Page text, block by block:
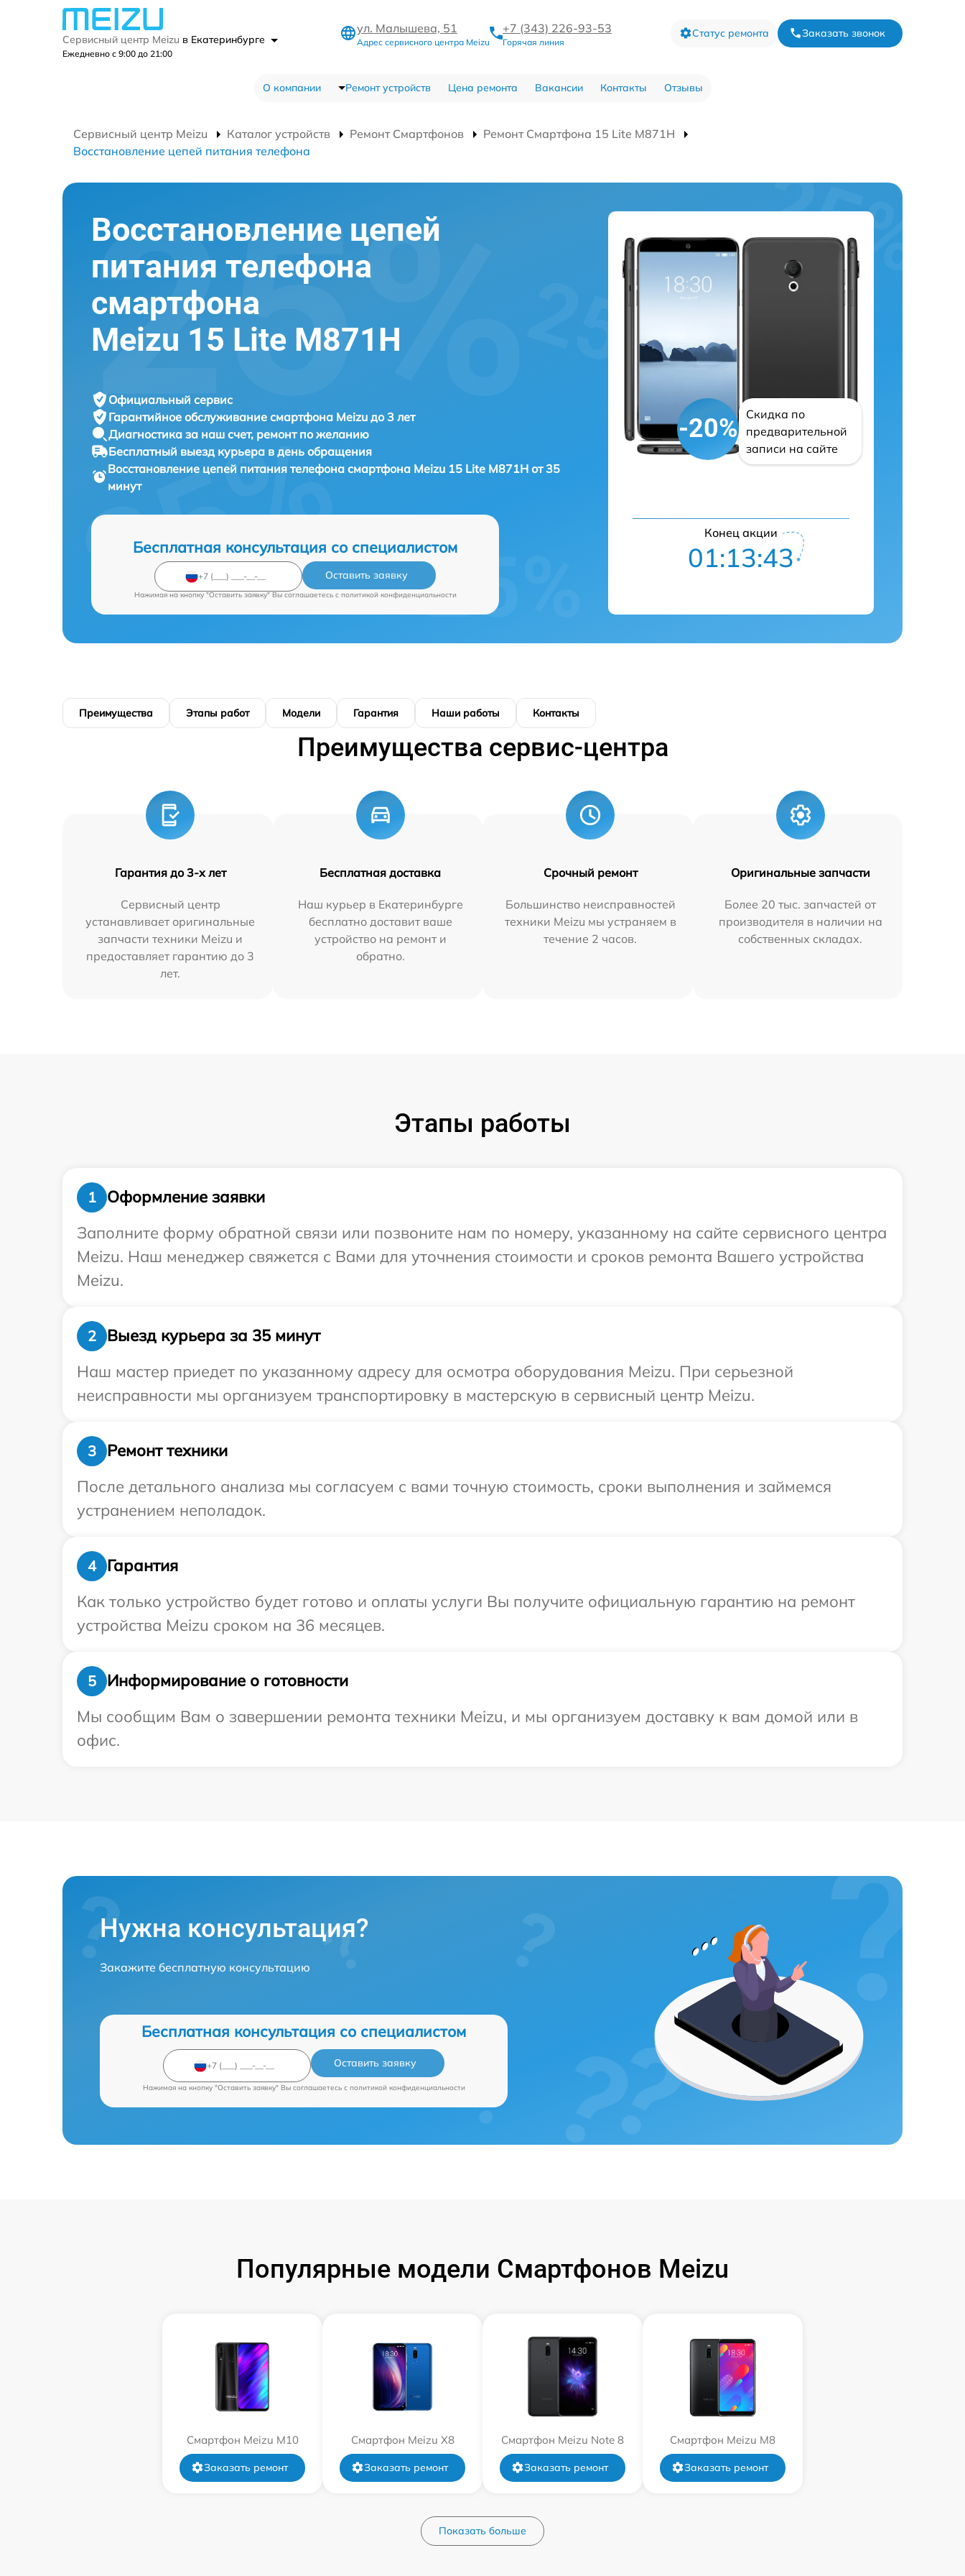
Сервисный центр Meizu в Екатеринбурге
Ежедневно с 9:00 до 21:00
ул. Малышева, 51
Адрес сервисного центра Meizu
+7 (343) 226-93-53
Горячая линия
Статус ремонта Заказать звонок
О компании Ремонт устройств Цена ремонта Вакансии Контакты Отзывы
Сервисный центр Meizu Каталог устройств Ремонт Смартфонов
Ремонт Смартфона 15 Lite M871H
Восстановление цепей питания телефона
Восстановление цепей
питания телефона
смартфона
Meizu 15 Lite M871H
Официальный сервис
Гарантийное обслуживание смартфона Meizu до 3 лет
Диагностика за наш счет, ремонт по желанию
Бесплатный выезд курьера в день обращения
Восстановление цепей питания телефона смартфона Meizu 15 Lite M871H от 35
минут
Бесплатная консультация со специалистом
Оставить заявку
Нажимая на кнопку "Оставить заявку" Вы соглашаетесь c политикой конфиденциальности
-20%
Скидка по
предварительной
записи на сайте
Конец акции
01:13:42
Преимущества Этапы работ Модели Гарантия Наши работы Контакты
Преимущества сервис-центра
Гарантия до 3-х лет
Сервисный центр
устанавливает оригинальные
запчасти техники Meizu и
предоставляет гарантию до 3
лет.
Бесплатная доставка
Наш курьер в Екатеринбурге
бесплатно доставит ваше
устройство на ремонт и
обратно.
Срочный ремонт
Большинство неисправностей
техники Meizu мы устраняем в
течение 2 часов.
Оригинальные запчасти
Более 20 тыс. запчастей от
производителя в наличии на
собственных складах.
Этапы работы
1
Оформление заявки
Заполните форму обратной связи или позвоните нам по номеру, указанному на сайте сервисного центра
Meizu. Наш менеджер свяжется с Вами для уточнения стоимости и сроков ремонта Вашего устройства
Meizu.
2
Выезд курьера за 35 минут
Наш мастер приедет по указанному адресу для осмотра оборудования Meizu. При серьезной
неисправности мы организуем транспортировку в мастерскую в сервисный центр Meizu.
3
Ремонт техники
После детального анализа мы согласуем с вами точную стоимость, сроки выполнения и займемся
устранением неполадок.
4
Гарантия
Как только устройство будет готово и оплаты услуги Вы получите официальную гарантию на ремонт
устройства Meizu сроком на 36 месяцев.
5
Информирование о готовности
Мы сообщим Вам о завершении ремонта техники Meizu, и мы организуем доставку к вам домой или в
офис.
Нужна консультация?
Закажите бесплатную консультацию
Бесплатная консультация со специалистом
Оставить заявку
Нажимая на кнопку "Оставить заявку" Вы соглашаетесь c политикой конфиденциальности
Популярные модели Смартфонов Meizu
Смартфон Meizu M10
Заказать ремонт
Смартфон Meizu X8
Заказать ремонт
Смартфон Meizu Note 8
Заказать ремонт
Смартфон Meizu M8
Заказать ремонт
Показать больше